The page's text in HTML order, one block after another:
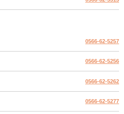
0566-62-5257
0566-62-5256
0566-62-5262
0566-62-5277